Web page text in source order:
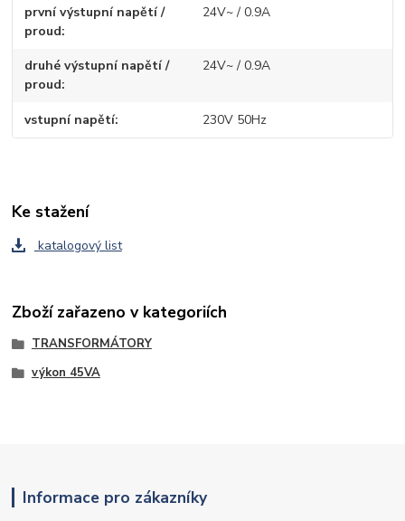
první výstupní napětí /
proud
24V~ / 0.9A
druhé výstupní napětí /
proud
24V~ / 0.9A
vstupní napětí 230V 50Hz
Ke stažení
katalogový list
Zboží zařazeno v kategoriích
TRANSFORMÁTORY
výkon 45VA
Informace pro zákazníky